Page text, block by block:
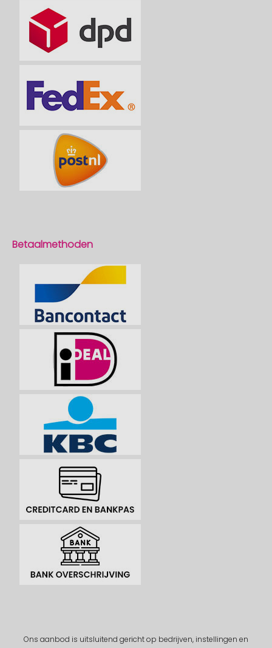
Betaalmethoden
Ons aanbod is uitsluitend gericht op bedrijven, instellingen en